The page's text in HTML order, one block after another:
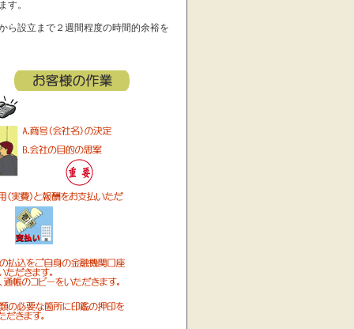
す。
ら設立まで２週間程度の時間的余裕を